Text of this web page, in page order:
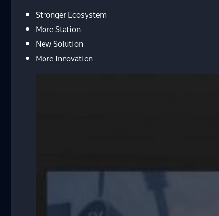
Stronger Ecosystem
More Station
New Solution
More Innovation